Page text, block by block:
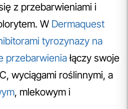
z przebarwieniami i
W Dermaquest
tyrozynazy na
przebarwieniałączy swoje
wyciągami roślinnymi, a
, mlekowym i